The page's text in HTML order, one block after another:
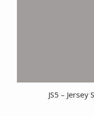
JS5 – Jersey